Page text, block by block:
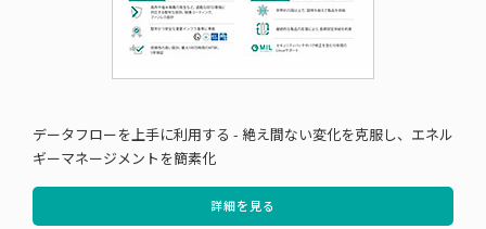
データフローを上手に利用する - 絶え間ない変化を克服し、エネル
ギーマネージメントを簡素化
詳細を見る